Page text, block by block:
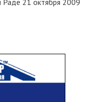
Раде 21 октября 2009